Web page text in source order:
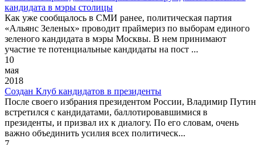
кандидата в мэры столицы
Как уже сообщалось в СМИ ранее, политическая партия
«Альянс Зеленых» проводит праймериз по выборам единого
зеленого кандидата в мэры Москвы. В нем принимают
участие те потенциальные кандидаты на пост ...
10
мая
2018
Создан Клуб кандидатов в президенты
После своего избрания президентом России, Владимир Путин
встретился с кандидатами, баллотировавшимися в
президенты, и призвал их к диалогу. По его словам, очень
важно объединить усилия всех политическ...